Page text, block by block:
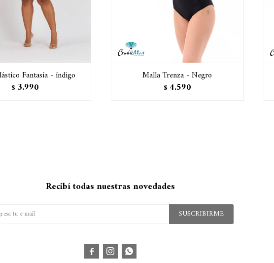
Fantasía - índigo
$ 3.990
Malla Trenza - Negro
$ 4.590
Recibí todas nuestras novedades
SUSCRIBIRME
  